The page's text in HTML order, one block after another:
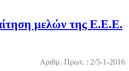
μελών της Ε.Ε.Ε.
Αριθμ. Πρωτ. : 2/5-1-2016